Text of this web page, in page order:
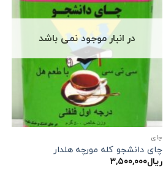
در انبار موجود نمی باشد
چاي
چای دانشجو کله مورچه هلدار
ریال۳,۵۰۰,۰۰۰